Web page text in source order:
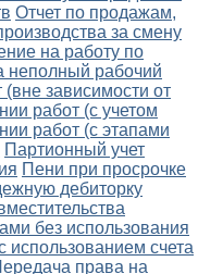
Отчет по продажам,
за смену
на работу по
неполный рабочий
зависимости от
работ (с учетом
работ (с этапами
Партионный учет
Пени при просрочке
дебиторку
без использования
счета
права на